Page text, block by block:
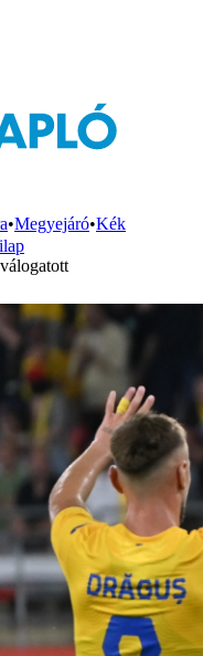
•Megyejáró•Kék